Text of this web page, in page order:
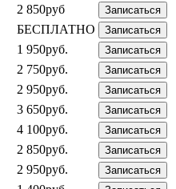
2 850руб Записаться
БЕСПЛАТНО Записаться
1 950руб. Записаться
2 750руб. Записаться
2 950руб. Записаться
3 650руб. Записаться
4 100руб. Записаться
2 850руб. Записаться
2 950руб. Записаться